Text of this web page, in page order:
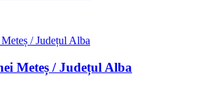
Meteș / Județul Alba